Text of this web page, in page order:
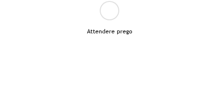
Attendere prego